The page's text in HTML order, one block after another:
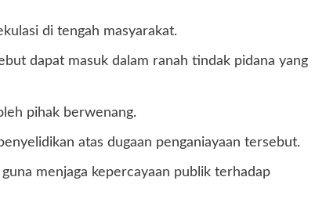
di tengah masyarakat.
dapat masuk dalam ranah tindak pidana yang
pihak berwenang.
atas dugaan penganiayaan tersebut.
menjaga kepercayaan publik terhadap